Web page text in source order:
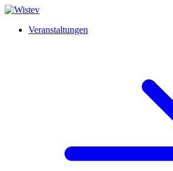
Veranstaltungen